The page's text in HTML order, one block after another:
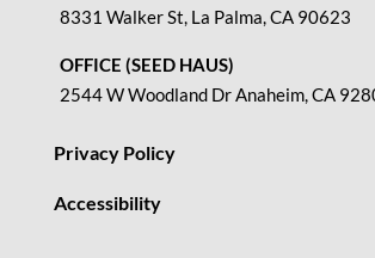
8331 Walker St, La Palma, CA 90623
OFFICE (SEED HAUS)
2544 W Woodland Dr Anaheim, CA
Privacy Policy
Accessibility